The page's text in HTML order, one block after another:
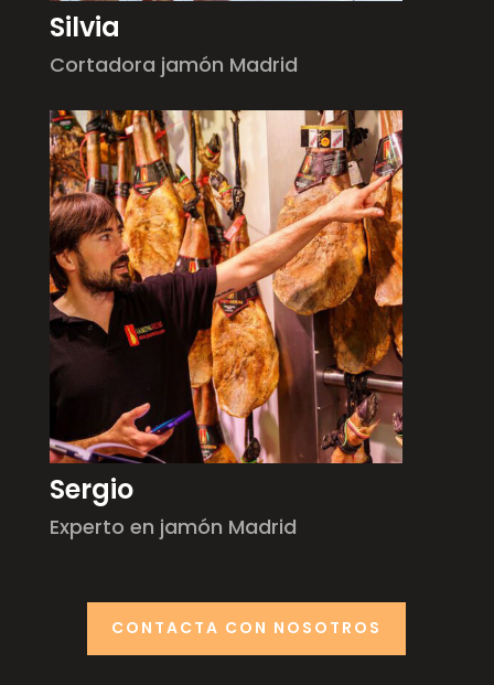
Silvia
Cortadora jamón Madrid
Sergio
Experto en jamón Madrid
CONTACTA CON NOSOTROS